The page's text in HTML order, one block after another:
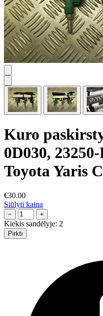
Kuro
0D030,
Toyota Yaris
€30.00
Siūlyti kainą
− +
Kiekis sandėlyje: 2
Pirkti